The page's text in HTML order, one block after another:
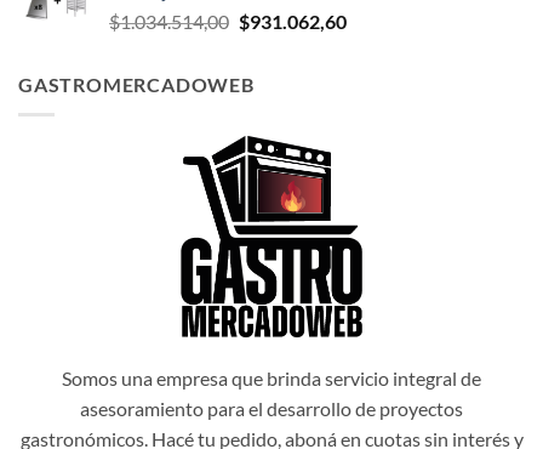
$1.047.174,00.$942.456,60.
$1.034.514,00 El
era:
$931.062,60El
GASTROMERCADOWEB
Somos una empresa que brinda servicio integral de
asesoramiento para el desarrollo de proyectos
gastronómicos. Hacé tu pedido, aboná en cuotas sin interés y